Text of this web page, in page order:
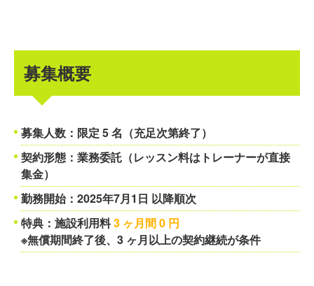
募集概要
募集人数： 限定 5 名（充足次第終了）
契約形態： 業務委託（レッスン料はトレーナーが直接
集金）
勤務開始： 2025年7月1日 以降順次
特典： 施設利用料3 ヶ月間 0 円
※無償期間終了後、3 ヶ月以上の契約継続が条件